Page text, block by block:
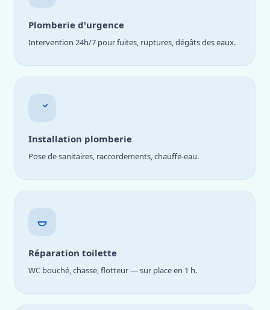
Plomberie d'urgence
Intervention 24h/7 pour fuites, ruptures, dégâts des eaux.
Installation plomberie
Pose de sanitaires, raccordements, chauffe-eau.
Réparation toilette
WC bouché, chasse, flotteur — sur place en 1 h.